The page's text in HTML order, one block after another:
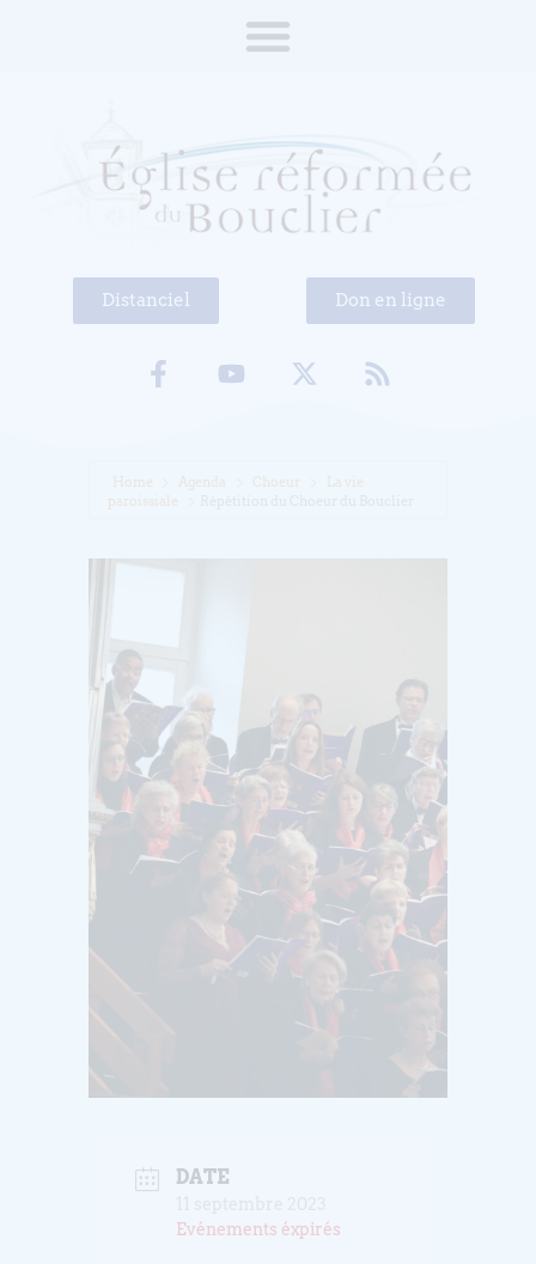
Distanciel Don en ligne
Home Agenda Choeur
La vie
paroissiale
DATE
Evénements éxpirés